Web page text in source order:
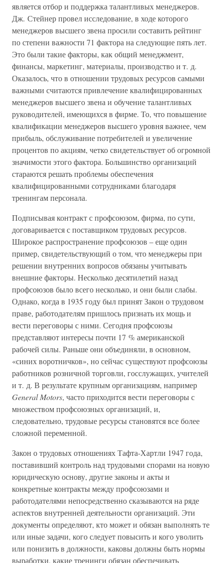
является отбор и поддержка талантливых менеджеров.
Дж. Стейнер провел исследование, в ходе которого
менеджеров высшего звена просили составить рейтинг
по степени важности 71 фактора на следующие пять лет.
Это были такие факторы, как общий менеджмент,
финансы, маркетинг, материалы, производство и т. д.
Оказалось, что в отношении трудовых ресурсов самыми
важными считаются привлечение квалифицированных
менеджеров высшего звена и обучение талантливых
руководителей, имеющихся в фирме. То, что повышение
квалификации менеджеров высшего уровня важнее, чем
прибыль, обслуживание потребителей и увеличение
процентов по акциям, четко свидетельствует об огромной
значимости этого фактора. Большинство организаций
стараются решать проблемы обеспечения
квалифицированными сотрудниками благодаря
тренингам персонала.
Подписывая контракт с профсоюзом, фирма, по сути,
договаривается с поставщиком трудовых ресурсов.
Широкое распространение профсоюзов – еще один
пример, свидетельствующий о том, что менеджеры при
решении внутренних вопросов обязаны учитывать
внешние факторы. Несколько десятилетий назад
профсоюзов было всего несколько, и они были слабы.
Однако, когда в 1935 году был принят Закон о трудовом
праве, работодателям пришлось признать их мощь и
вести переговоры с ними. Сегодня профсоюзы
представляют интересы почти 17 % американской
рабочей силы. Раньше они объединяли, в основном,
«синих воротничков», но сейчас существуют профсоюзы
работников розничной торговли, госслужащих, учителей
и т. д. В результате крупным организациям, например
General Motors, часто приходится вести переговоры с
множеством профсоюзных организаций, и,
следовательно, трудовые ресурсы становятся все более
сложной переменной.
Закон о трудовых отношениях Тафта-Хартли 1947 года,
поставивший контроль над трудовыми спорами на новую
юридическую основу, другие законы и акты и
конкретные контракты между профсоюзами и
работодателями непосредственно сказываются на ряде
аспектов внутренней деятельности организаций. Эти
документы определяют, кто может и обязан выполнять те
или иные задачи, кого следует повысить и кого уволить
или понизить в должности, каковы должны быть нормы
выработки, какие тренинги обязан обеспечивать